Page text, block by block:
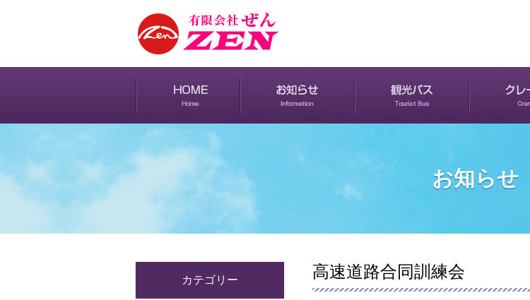
お知らせ
高速道路合同訓練会
カテゴリー